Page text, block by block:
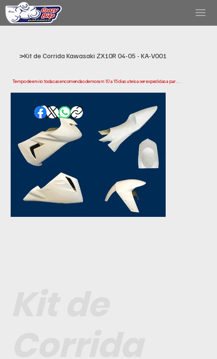
>Kit de Corrida Kawasaki ZX10R 04-05 - KA-V001
Tempo de envio: todas as encomendas demoram 10 a 15 dias uteis a ser expedidas a partir
enviarmos a sua encomenda. Os prazos de entrega podem variar consoante a sua